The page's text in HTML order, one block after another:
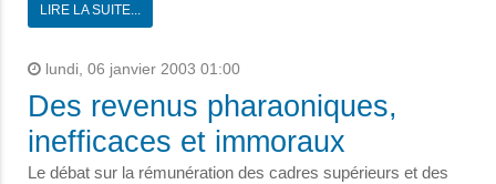
LIRE LA SUITE...
lundi, 06 janvier 2003 01:00
Des revenus pharaoniques,
inefficaces et immoraux
Le débat sur la rémunération des cadres supérieurs et des